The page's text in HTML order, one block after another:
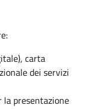
carta
dei servizi
presentazione